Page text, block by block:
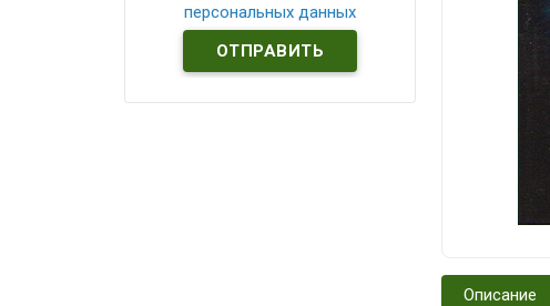
персональных данных
Описание